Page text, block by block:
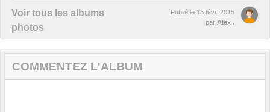
Voir tous les albums
photos
Publié le 13 févr. 2015
par Alex .
COMMENTEZ L'ALBUM